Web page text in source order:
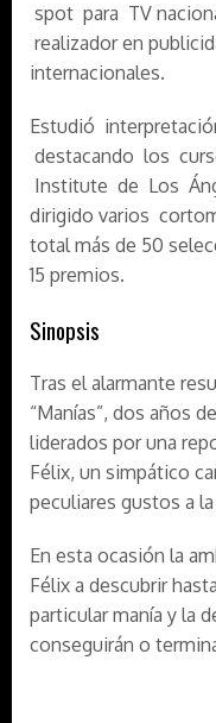
spot para TV
realizador en
internacionales.
Estudió
destacando los
Institute de Los
dirigido varios
total más de 50
15 premios.
Sinopsis
Tras el alarmante
“Manías”, dos años
liderados por una
Félix, un simpático
peculiares gustos a
En esta ocasión la
Félix a descubrir
particular manía y la
conseguirán o